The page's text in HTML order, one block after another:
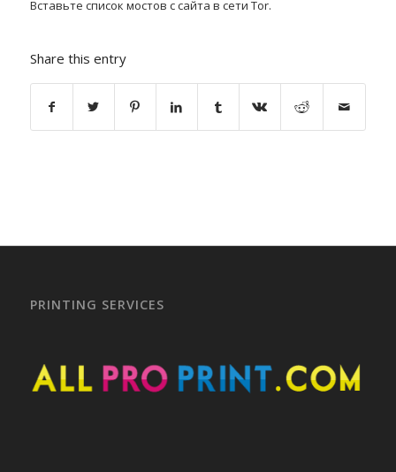
Вставьте список мостов с сайта в сети Tor.
Share this entry
PRINTING SERVICES